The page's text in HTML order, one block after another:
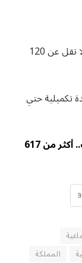
– يجب أن تكون مدة الاشتراك في التأمينات لا تقل عن 120
إضافة مدة تكميلية حتي
عطاء السعوديين يتجاوز التوقعات.. أكثر من 617
المملكة